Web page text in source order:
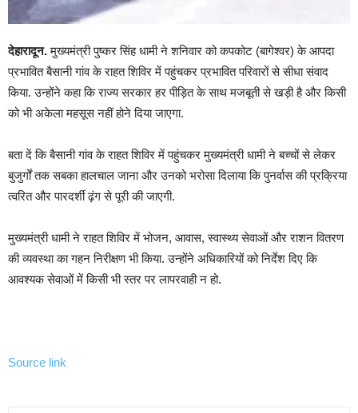
देहारादून.मुख्यमंत्री पुष्कर सिंह धामी ने शनिवार को कपकोट (बागेश्वर) के आपदा
प्रभावित बैसानी गांव के राहत शिविर में पहुंचकर प्रभावित परिवारों से सीधा संवाद
किया. उन्होंने कहा कि राज्य सरकार हर पीड़ित के साथ मजबूती से खड़ी है और किसी
को भी अकेला महसूस नहीं होने दिया जाएगा.
बता दें कि बैसानी गांव के राहत शिविर में पहुंचकर मुख्यमंत्री धामी ने बच्चों से लेकर
बुजुर्गों तक सबका हालचाल जाना और उनको भरोसा दिलाया कि पुनर्वास की प्रक्रिया
त्वरित और पारदर्शी ढ़ंग से पूरी की जाएगी.
मुख्यमंत्री धामी ने राहत शिविर में भोजन, आवास, स्वास्थ्य सेवाओं और राशन वितरण
की व्यवस्था का गहन निरीक्षण भी किया. उन्होंने अधिकारियों को निर्देश दिए कि
आवश्यक सेवाओं में किसी भी स्तर पर लापरवाही न हो.
Source link